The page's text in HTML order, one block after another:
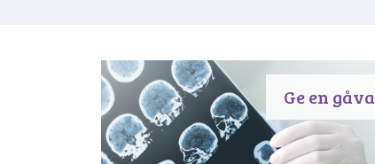
Ge en gåva